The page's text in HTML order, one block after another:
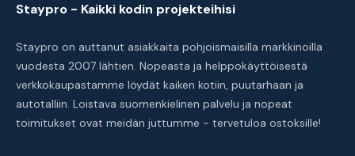
Staypro - Kaikki kodin projekteihisi
Staypro on auttanut asiakkaita pohjoismaisilla markkinoilla
vuodesta 2007 lähtien. Nopeasta ja helppokäyttöisestä
verkkokaupastamme löydät kaiken kotiin, puutarhaan ja
autotalliin. Loistava suomenkielinen palvelu ja nopeat
toimitukset ovat meidän juttumme - tervetuloa ostoksille!